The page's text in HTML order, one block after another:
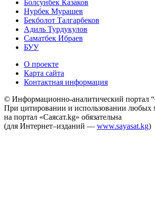
Болсунбек Казаков
Нурбек Мурашев
Бекболот Талгарбеков
Адиль Турдукулов
Саматбек Ибраев
БУУ
О проекте
Карта сайта
Контактная информация
© Информационно-аналитический портал
При цитировании и использовании любых
на портал «Саясат.kg» обязательна
(для Интернет–изданий — www.sayasat.kg)